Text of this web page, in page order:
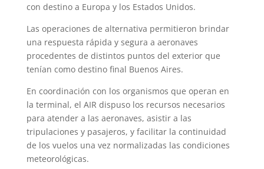
con destino a Europa y los Estados Unidos.
Las operaciones de alternativa permitieron brindar
una respuesta rápida y segura a aeronaves
procedentes de distintos puntos del exterior que
tenían como destino final Buenos Aires.
En coordinación con los organismos que operan en
la terminal, el AIR dispuso los recursos necesarios
para atender a las aeronaves, asistir a las
tripulaciones y pasajeros, y facilitar la continuidad
de los vuelos una vez normalizadas las condiciones
meteorológicas.